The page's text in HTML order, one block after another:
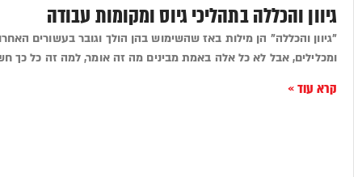
גיוון והכללה בתהליכי גיוס ומקומות עבודה
"גיוון והכללה" הן מילות באז שהשימוש בהן הולך וגובר בעשורים
ומכלילים, אבל לא כל אלה באמת מבינים מה זה אומר, למה זה כל כך
קרא עוד »